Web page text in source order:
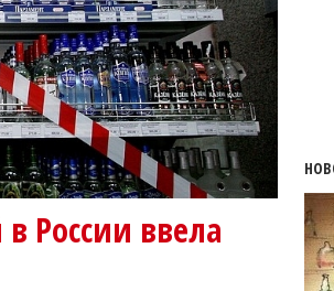
России ввела